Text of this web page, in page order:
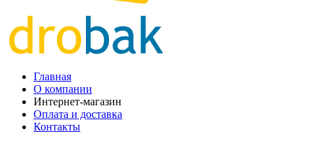
Главная
О компании
Интернет-магазин
Оплата и доставка
Контакты